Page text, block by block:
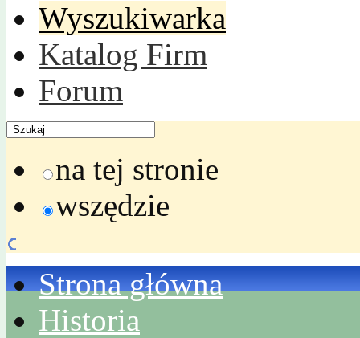
Wyszukiwarka
Katalog Firm
Forum
na tej stronie
wszędzie
Strona główna
Historia